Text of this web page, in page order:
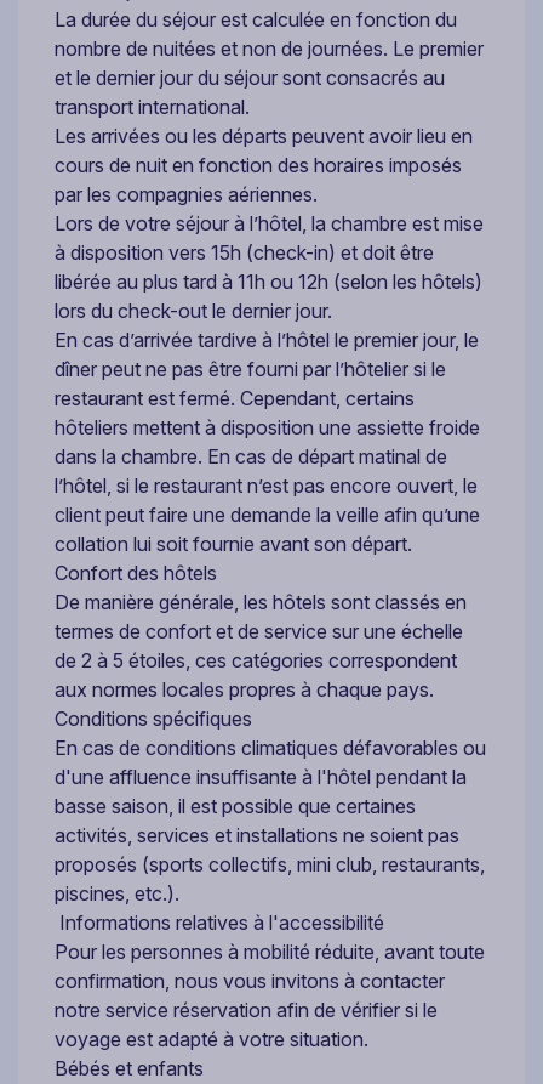
La durée du séjour est calculée en fonction du
nombre de nuitées et non de journées. Le premier
et le dernier jour du séjour sont consacrés au
transport international.
Les arrivées ou les départs peuvent avoir lieu en
cours de nuit en fonction des horaires imposés
par les compagnies aériennes.
Lors de votre séjour à l’hôtel, la chambre est mise
à disposition vers 15h (check-in) et doit être
libérée au plus tard à 11h ou 12h (selon les hôtels)
lors du check-out le dernier jour.
En cas d’arrivée tardive à l’hôtel le premier jour, le
dîner peut ne pas être fourni par l’hôtelier si le
restaurant est fermé. Cependant, certains
hôteliers mettent à disposition une assiette froide
dans la chambre. En cas de départ matinal de
l’hôtel, si le restaurant n’est pas encore ouvert, le
client peut faire une demande la veille afin qu’une
collation lui soit fournie avant son départ.
Confort des hôtels
De manière générale, les hôtels sont classés en
termes de confort et de service sur une échelle
de 2 à 5 étoiles, ces catégories correspondent
aux normes locales propres à chaque pays.
Conditions spécifiques
En cas de conditions climatiques défavorables ou
d'une affluence insuffisante à l'hôtel pendant la
basse saison, il est possible que certaines
activités, services et installations ne soient pas
proposés (sports collectifs, mini club, restaurants,
piscines, etc.).
Informations relatives à l'accessibilité
Pour les personnes à mobilité réduite, avant toute
confirmation, nous vous invitons à contacter
notre service réservation afin de vérifier si le
voyage est adapté à votre situation.
Bébés et enfants